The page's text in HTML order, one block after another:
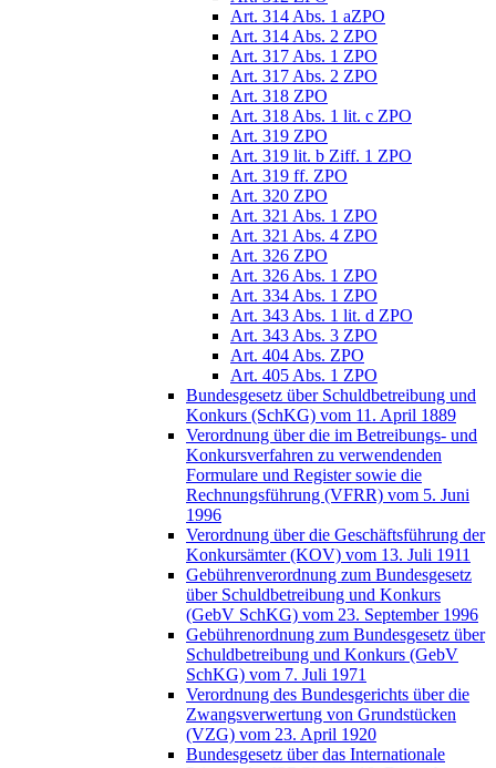
Art. 314 Abs. 1 aZPO
Art. 314 Abs. 2 ZPO
Art. 317 Abs. 1 ZPO
Art. 317 Abs. 2 ZPO
Art. 318 ZPO
Art. 318 Abs. 1 lit. c ZPO
Art. 319 ZPO
Art. 319 lit. b Ziff. 1 ZPO
Art. 319 ff. ZPO
Art. 320 ZPO
Art. 321 Abs. 1 ZPO
Art. 321 Abs. 4 ZPO
Art. 326 ZPO
Art. 326 Abs. 1 ZPO
Art. 334 Abs. 1 ZPO
Art. 343 Abs. 1 lit. d ZPO
Art. 343 Abs. 3 ZPO
Art. 404 Abs. ZPO
Art. 405 Abs. 1 ZPO
Bundesgesetz über Schuldbetreibung und
Konkurs (SchKG) vom 11. April 1889
Verordnung über die im Betreibungs- und
Konkursverfahren zu verwendenden
Formulare und Register sowie die
Rechnungsführung (VFRR) vom 5. Juni
1996
Verordnung über die Geschäftsführung der
Konkursämter (KOV) vom 13. Juli 1911
Gebührenverordnung zum Bundesgesetz
über Schuldbetreibung und Konkurs
(GebV SchKG) vom 23. September 1996
Gebührenordnung zum Bundesgesetz über
Schuldbetreibung und Konkurs (GebV
SchKG) vom 7. Juli 1971
Verordnung des Bundesgerichts über die
Zwangsverwertung von Grundstücken
(VZG) vom 23. April 1920
Bundesgesetz über das Internationale